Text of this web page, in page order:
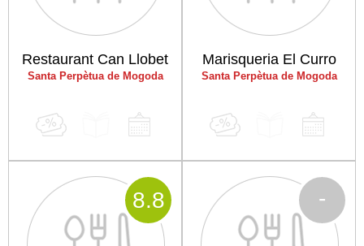
Restaurant Can Llobet
Santa Perpètua de Mogoda
Marisqueria El Curro
Santa Perpètua de Mogoda
8.8 -